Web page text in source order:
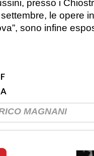
presso i
le opere
sono infine
MAGNANI